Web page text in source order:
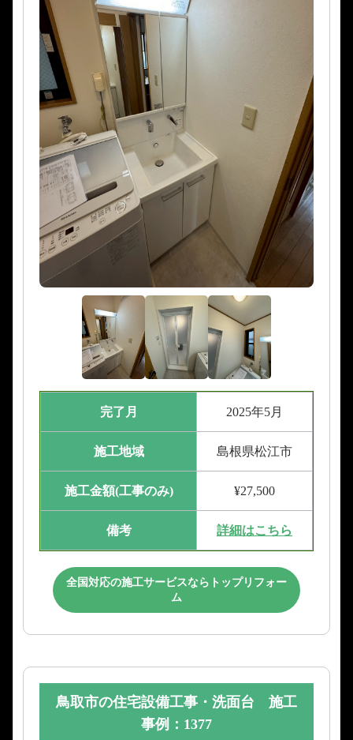
完了月 2025年5月
施工地域 島根県松江市
施工金額(工事のみ) ¥27,500
備考 詳細はこちら
全国対応の施工サービスならトップリフォー
ム
鳥取市の住宅設備工事・洗面台 施工
事例：1377